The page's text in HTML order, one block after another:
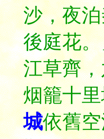
沙，夜
後庭花
江草齊
烟籠十
城依舊